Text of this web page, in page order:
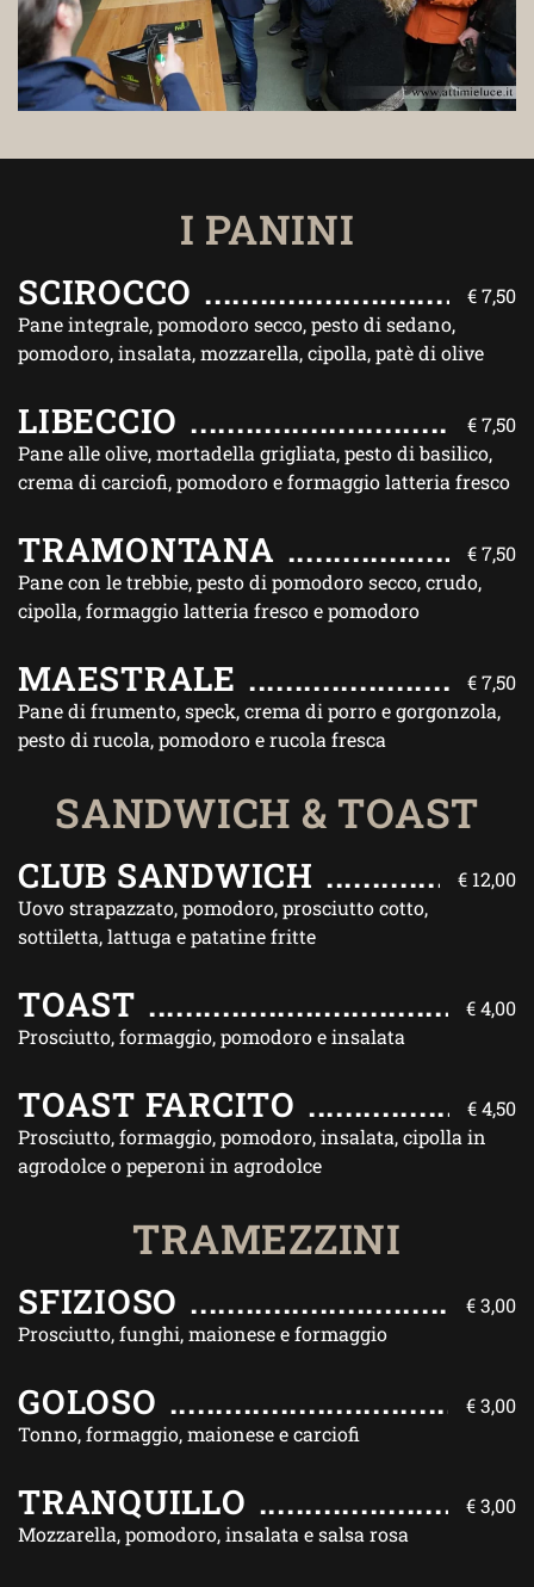
I PANINI
SCIROCCO
€ 7,50
Pane integrale, pomodoro secco, pesto di sedano,
pomodoro, insalata, mozzarella, cipolla, patè di olive
LIBECCIO
€ 7,50
Pane alle olive, mortadella grigliata, pesto di basilico,
crema di carciofi, pomodoro e formaggio latteria fresco
TRAMONTANA
€ 7,50
Pane con le trebbie, pesto di pomodoro secco, crudo,
cipolla, formaggio latteria fresco e pomodoro
MAESTRALE
€ 7,50
Pane di frumento, speck, crema di porro e gorgonzola,
pesto di rucola, pomodoro e rucola fresca
SANDWICH & TOAST
CLUB SANDWICH
€ 12,00
Uovo strapazzato, pomodoro, prosciutto cotto,
sottiletta, lattuga e patatine fritte
TOAST
€ 4,00
Prosciutto, formaggio, pomodoro e insalata
TOAST FARCITO
€ 4,50
Prosciutto, formaggio, pomodoro, insalata, cipolla in
agrodolce o peperoni in agrodolce
TRAMEZZINI
SFIZIOSO
€ 3,00
Prosciutto, funghi, maionese e formaggio
GOLOSO
€ 3,00
Tonno, formaggio, maionese e carciofi
TRANQUILLO
€ 3,00
Mozzarella, pomodoro, insalata e salsa rosa